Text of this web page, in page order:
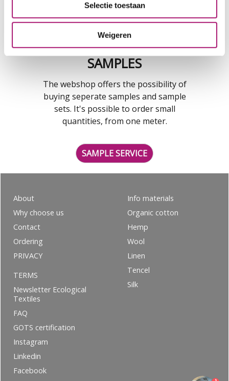
Selectie toestaan
Weigeren
CONTACT
SAMPLES
The webshop offers the possibility of
buying seperate samples and sample
sets. It's possible to order small
quantities, from one meter.
SAMPLE SERVICE
About
Why choose us
Contact
Ordering
PRIVACY
Info materials
Organic cotton
Hemp
Wool
Linen
Tencel
Silk
TERMS
Newsletter Ecological
Textiles
FAQ
GOTS certification
Instagram
Linkedin
Facebook